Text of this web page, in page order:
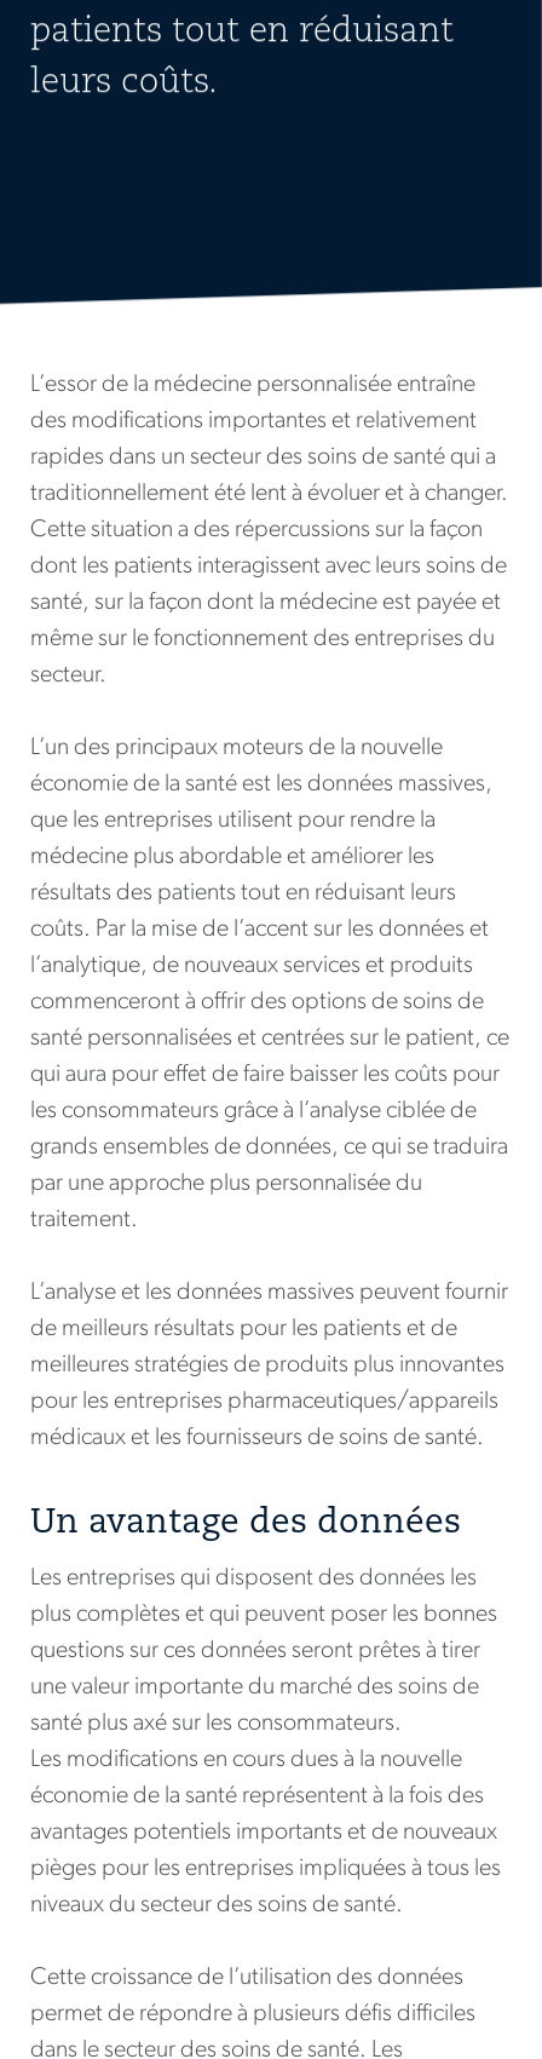
patients tout en réduisant
leurs coûts.
L’essor de la médecine personnalisée entraîne
des modifications importantes et relativement
rapides dans un secteur des soins de santé qui a
traditionnellement été lent à évoluer et à changer.
Cette situation a des répercussions sur la façon
dont les patients interagissent avec leurs soins de
santé, sur la façon dont la médecine est payée et
même sur le fonctionnement des entreprises du
secteur.
L’un des principaux moteurs de la nouvelle
économie de la santé est les données massives,
que les entreprises utilisent pour rendre la
médecine plus abordable et améliorer les
résultats des patients tout en réduisant leurs
coûts. Par la mise de l’accent sur les données et
l’analytique, de nouveaux services et produits
commenceront à offrir des options de soins de
santé personnalisées et centrées sur le patient, ce
qui aura pour effet de faire baisser les coûts pour
les consommateurs grâce à l’analyse ciblée de
grands ensembles de données, ce qui se traduira
par une approche plus personnalisée du
traitement.
L’analyse et les données massives peuvent fournir
de meilleurs résultats pour les patients et de
meilleures stratégies de produits plus innovantes
pour les entreprises pharmaceutiques/appareils
médicaux et les fournisseurs de soins de santé.
Un avantage des données
Les entreprises qui disposent des données les
plus complètes et qui peuvent poser les bonnes
questions sur ces données seront prêtes à tirer
une valeur importante du marché des soins de
santé plus axé sur les consommateurs.
Les modifications en cours dues à la nouvelle
économie de la santé représentent à la fois des
avantages potentiels importants et de nouveaux
pièges pour les entreprises impliquées à tous les
niveaux du secteur des soins de santé.
Cette croissance de l’utilisation des données
permet de répondre à plusieurs défis difficiles
dans le secteur des soins de santé. Les